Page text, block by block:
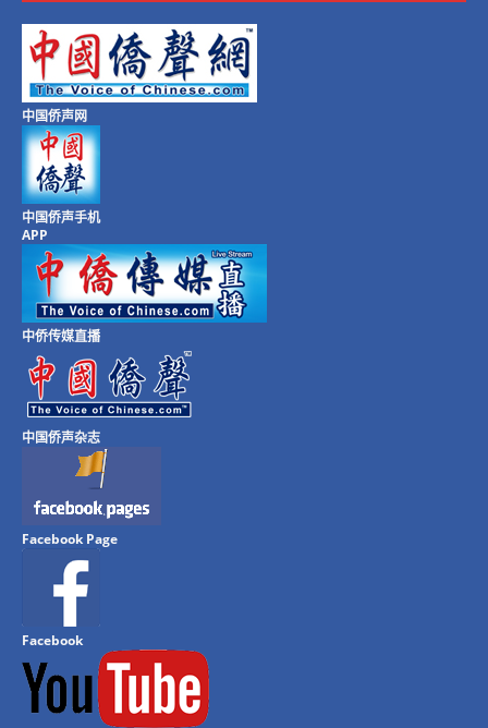
中国侨声网
中国侨声手机
APP
中侨传媒直播
中国侨声杂志
Facebook Page
Facebook